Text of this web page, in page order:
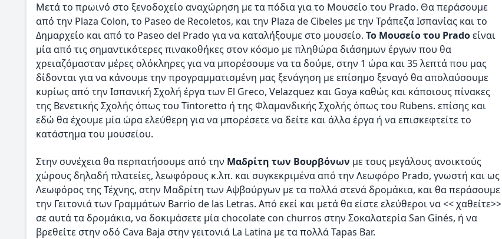
Μετά το πρωινό στο ξενοδοχείο αναχώρηση με τα πόδια για το Μουσείο του Prado. Θα περάσουμε
από την Plaza Colon, το Paseo de Recoletos, και την Plaza de Cibeles με την Τράπεζα Ισπανίας και το
Δημαρχείο και από το Paseo del Prado για να καταλήξουμε στο μουσείο. Το Μουσείο του Pradoείναι
μία από τις σημαντικότερες πινακοθήκες στον κόσμο με πληθώρα διάσημων έργων που θα
χρειαζόμασταν μέρες ολόκληρες για να μπορέσουμε να τα δούμε, στην 1 ώρα και 35 λεπτά που μας
δίδονται για να κάνουμε την προγραμματισμένη μας ξενάγηση με επίσημο ξεναγό θα απολαύσουμε
κυρίως από την Ισπανική Σχολή έργα των El Greco, Velazquez και Goya καθώς και κάποιους πίνακες
της Βενετικής Σχολής όπως του Tintoretto ή της Φλαμανδικής Σχολής όπως του Rubens. επίσης και
εδώ θα έχουμε μία ώρα ελεύθερη για να μπορέσετε να δείτε και άλλα έργα ή να επισκεφτείτε το
κατάστημα του μουσείου.
Στην συνέχεια θα περπατήσουμε από την Μαδρίτη των Βουρβόνων με τους μεγάλους ανοικτούς
χώρους δηλαδή πλατείες, λεωφόρους κ.λπ. και συγκεκριμένα από την Λεωφόρο Prado, γνωστή και ως
Λεωφόρος της Τέχνης, στην Μαδρίτη των Αψβούργων με τα πολλά στενά δρομάκια, και θα περάσουμε
την Γειτονιά των Γραμμάτων Barrio de las Letras. Από εκεί και μετά θα είστε ελεύθεροι να << χαθείτε>>
σε αυτά τα δρομάκια, να δοκιμάσετε μία chocolate con churros στην Σοκαλατερία San Ginés, ή να
βρεθείτε στην οδό Cava Baja στην γειτονιά La Latina με τα πολλά Tapas Bar.